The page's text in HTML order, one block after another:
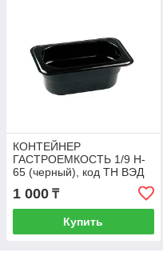
КОНТЕЙНЕР
ГАСТРОЕМКОСТЬ 1/9 H-
65 (черный), код ТН ВЭД
3923100000
1 000 ₸
Купить